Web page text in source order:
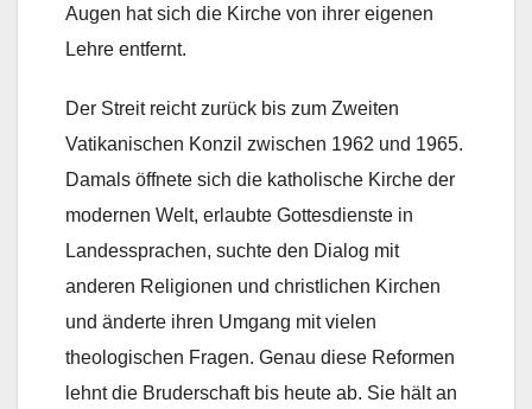
Augen hat sich die Kirche von ihrer eigenen
Lehre entfernt.
Der Streit reicht zurück bis zum Zweiten
Vatikanischen Konzil zwischen 1962 und 1965.
Damals öffnete sich die katholische Kirche der
modernen Welt, erlaubte Gottesdienste in
Landessprachen, suchte den Dialog mit
anderen Religionen und christlichen Kirchen
und änderte ihren Umgang mit vielen
theologischen Fragen. Genau diese Reformen
lehnt die Bruderschaft bis heute ab. Sie hält an